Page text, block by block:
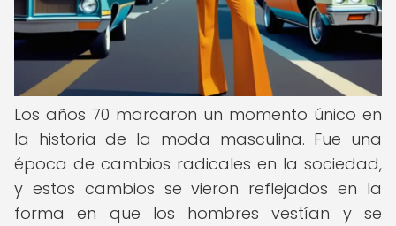
Los años 70 marcaron un momento único en
la historia de la moda masculina. Fue una
época de cambios radicales en la sociedad,
y estos cambios se vieron reflejados en la
forma en que los hombres vestían y se